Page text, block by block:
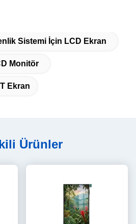
Sistemi İçin LCD Ekran
Monitör
Ekran
Ürünler